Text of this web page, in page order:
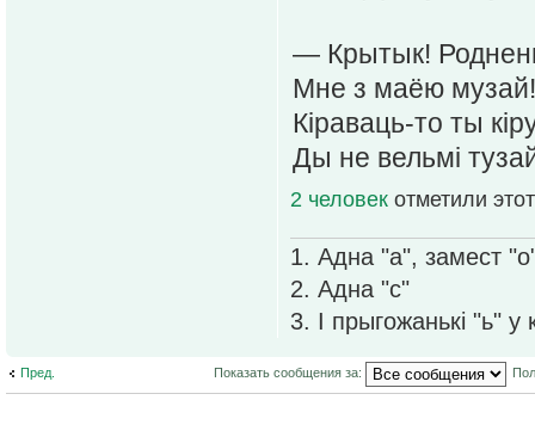
— Крытык!
Мне з маёю музай!
Кіраваць-то ты
Ды не вельмі
2 человек отметили
1. Адна "а", замест
2. Адна "с"
3. І прыгожанькі "ь" у
Пред. Показать сообщения за: